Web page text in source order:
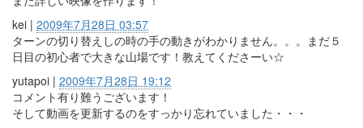
kei | 2009年7月28日 03:57
ターンの切り替えしの時の手の動きがわかりません。。。まだ５
日目の初心者で大きな山場です！教えてくださーい☆
yutapoi | 2009年7月28日 19:12
コメント有り難うございます！
そして動画を更新するのをすっかり忘れていました・・・